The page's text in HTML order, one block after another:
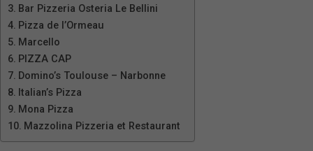
Bar Pizzeria Osteria Le Bellini
Pizza de l’Ormeau
Marcello
PIZZA CAP
Domino’s Toulouse – Narbonne
Italian’s Pizza
Mona Pizza
Mazzolina Pizzeria et Restaurant